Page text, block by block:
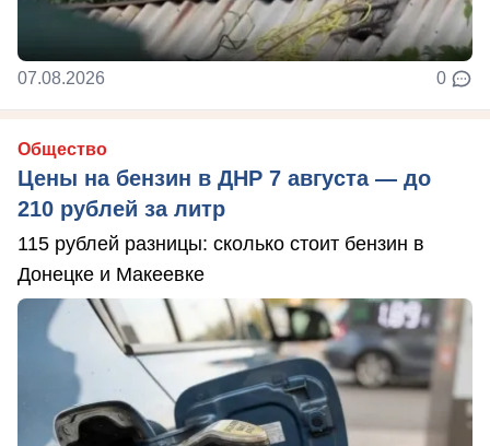
07.08.2026 0
Общество
Цены на бензин в ДНР 7 августа — до
210 рублей за литр
115 рублей разницы: сколько стоит бензин в
Донецке и Макеевке